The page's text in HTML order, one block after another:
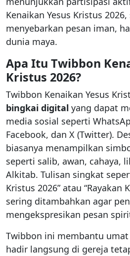
Kenaikan Yesus Kristus
menyebarkan pesan iman,
dunia maya.
Apa Itu Twibbon
Kristus 2026?
Twibbon Kenaikan Yesus
bingkai digital yang dapat
media sosial seperti
Facebook, dan X (Twitter).
biasanya menampilkan
seperti salib, awan, cahaya,
Alkitab. Tulisan singkat
Kristus 2026” atau “Rayakan
sering ditambahkan agar
mengekspresikan pesan
Twibbon ini membantu
hadir langsung di gereja